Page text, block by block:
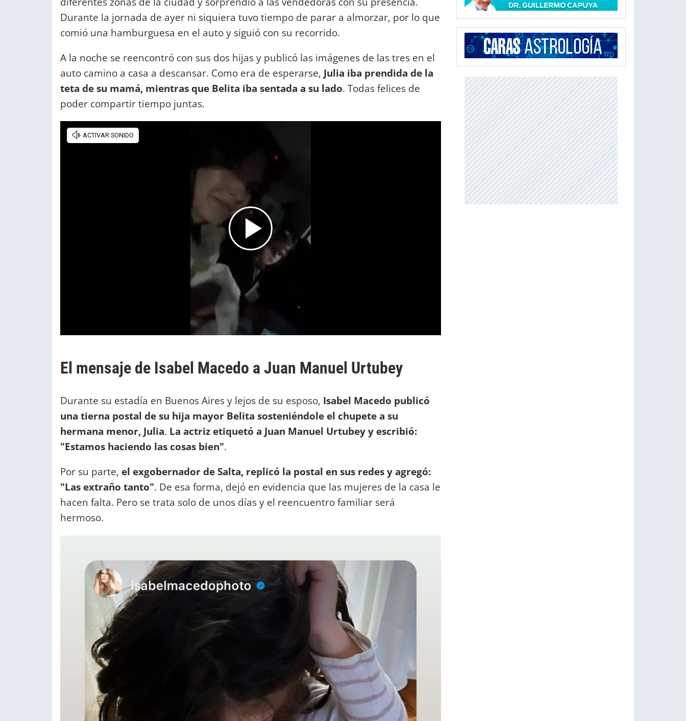
Durante la jornada de ayer ni siquiera tuvo tiempo de parar a almorzar, por lo que
comió una hamburguesa en el auto y siguió con su recorrido.
A la noche se reencontró con sus dos hijas y publicó las imágenes de las tres en el
auto camino a casa a descansar. Como era de esperarse, Julia iba prendida de la
teta de su mamá, mientras que Belita iba sentada a su lado. Todas felices de
poder compartir tiempo juntas.
El mensaje de Isabel Macedo a Juan Manuel Urtubey
Durante su estadía en Buenos Aires y lejos de su esposo, Isabel Macedo publicó
una tierna postal de su hija mayor Belita sosteniéndole el chupete a su
hermana menor, Julia. La actriz etiquetó a Juan Manuel Urtubey y escribió:
"Estamos haciendo las cosas bien".
Por su parte, el exgobernador de Salta, replicó la postal en sus redes y agregó:
"Las extraño tanto". De esa forma, dejó en evidencia que las mujeres de la casa le
hacen falta. Pero se trata solo de unos días y el reencuentro familiar será
hermoso.